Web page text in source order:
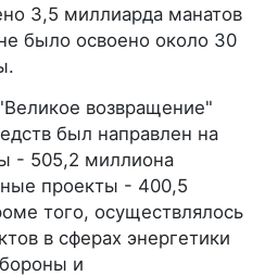
3,5 миллиарда манатов
было освоено около 30
возвращение"
был направлен на
- 505,2 миллиона
проекты - 400,5
того, осуществлялось
в сферах энергетики
и